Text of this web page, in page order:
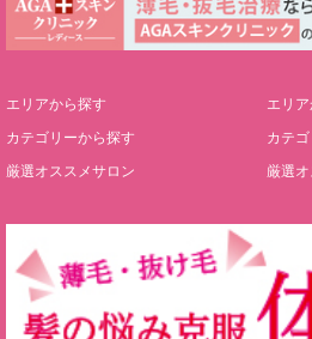
エリアから探す
カテゴリーから探す
厳選オススメサロン
エリ
カテ
厳選